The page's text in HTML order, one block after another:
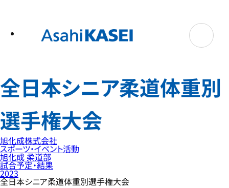
全日本シニア柔道体重別
選手権大会
旭化成株式会社
スポーツ・イベント活動
旭化成 柔道部
試合予定・結果
2023
全日本シニア柔道体重別選手権大会